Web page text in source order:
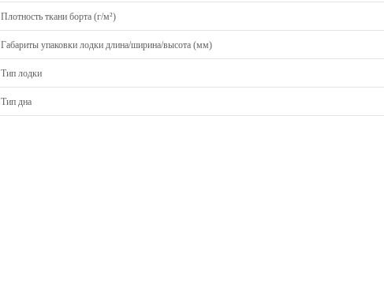
Плотность ткани борта (г/м²)
Габариты упаковки лодки длина/ширина/высота (мм)
Тип лодки
Тип дна